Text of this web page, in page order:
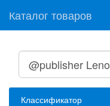
Каталог товаров
Классификатор